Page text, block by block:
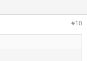
#10